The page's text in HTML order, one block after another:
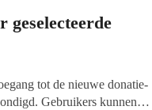
geselecteerde
tot de nieuwe donatie-
Gebruikers kunnen